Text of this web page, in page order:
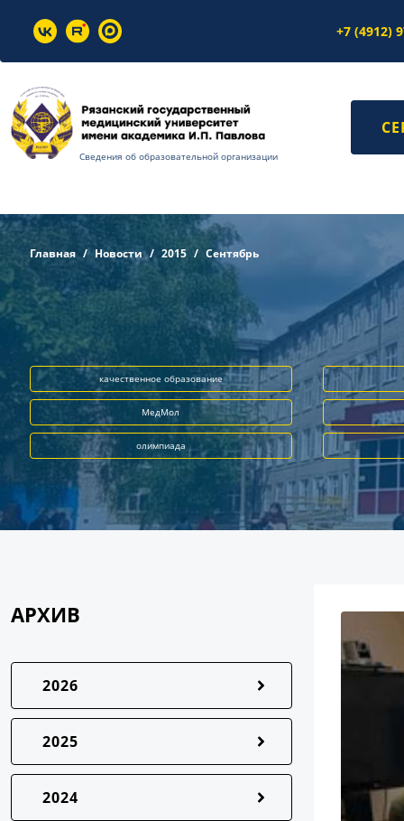
+7 (4912)
Сведения об образовательной организации
Главная Новости 2015 Сентябрь
качественное образование
МедМол
олимпиада
АРХИВ
2026
2025
2024